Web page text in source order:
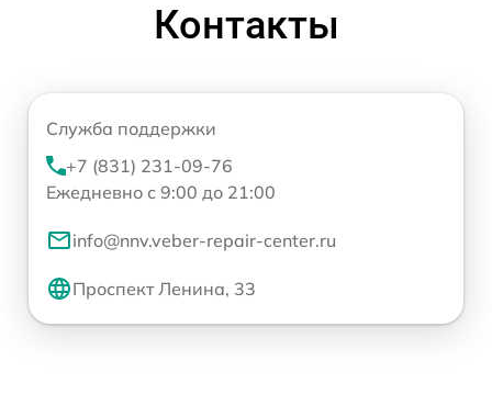
Контакты
Служба поддержки
+7 (831) 231-09-76
Ежедневно с 9:00 до 21:00
info@nnv.veber-repair-center.ru
Проспект Ленина, 33